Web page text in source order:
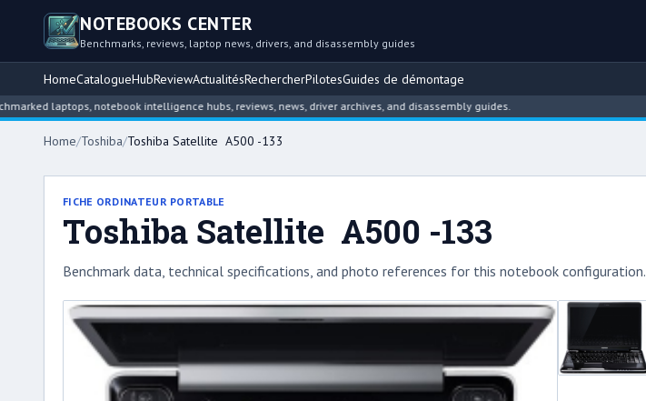
NOTEBOOKS CENTER
Benchmarks, reviews, laptop news, drivers, and disassembly guides
HomeCatalogueHubReviewActualitésRechercherPilotesGuides de démontage
laptops, notebook intelligence hubs, reviews, news, driver archives, and disassembly guides.
Home/Toshiba/Toshiba Satellite A500 -133
FICHE ORDINATEUR PORTABLE
Toshiba Satellite A500 -133
Benchmark data, technical specifications, and photo references for this notebook configuration.